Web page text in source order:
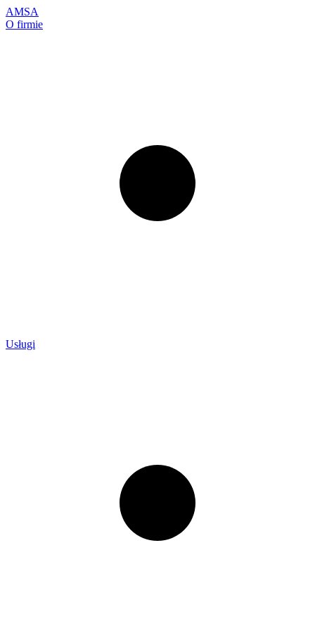
AMSA
O firmie
Usługi